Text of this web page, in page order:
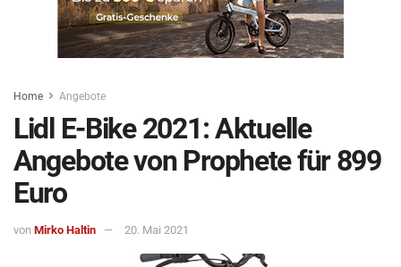
Home Angebote
Lidl E-Bike 2021: Aktuelle
Angebote von Prophete für 899
Euro
von Mirko Haltin 20. Mai 2021